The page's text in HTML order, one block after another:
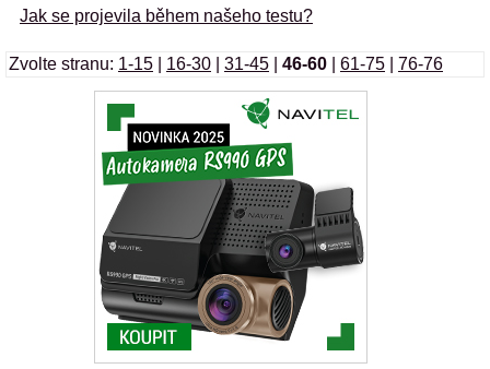
Jak se projevila během našeho testu?
Zvolte stranu: 1-15 16-30 31-45 46-60 61-75 76-76